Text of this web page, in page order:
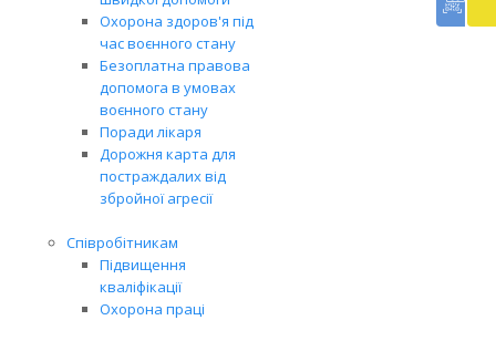
Охорона здоров'я під
час воєнного стану
Безоплатна правова
допомога в умовах
воєнного стану
Поради лікаря
Дорожня карта для
постраждалих від
збройної агресії
Співробітникам
Підвищення
кваліфікації
Охорона праці